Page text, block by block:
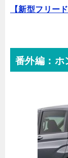
【新型フリー
番外編：